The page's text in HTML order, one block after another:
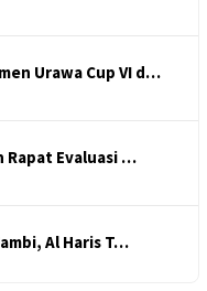
Urawa Cup VI d…
Rapat Evaluasi …
Al Haris T…